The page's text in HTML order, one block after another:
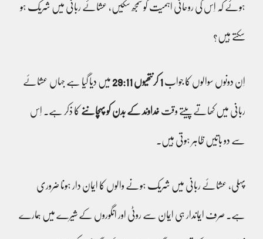
ہوئے کہ اِس کی روحانی اہمیت کو سمجھ سکیں، عشائے ربانی میں شریک ہو
سکتے ہیں؟
اِن دونوں سوالوں کا جواب1 کرنتھیوں 29:11 میں دیا گیا ہے جہاں عشائے
ربانی میں کھاتے پیتے وقت خداوند کے بدن کو پہچاننے کا ذکر ہے۔ اِس
سے دو باتیں ظاہر ہوتی ہیں۔
پہلی، عشائے ربانی میں شریک ہونے والوں کا ایمان دار ہونا ضروری
ہے۔ صرف ایماندار ہی ایمان سے روٹی اور انگوروں کے شیرے میں ہمارے